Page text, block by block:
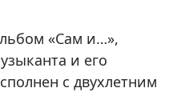
«Сам и…»,
и его
с двухлетним